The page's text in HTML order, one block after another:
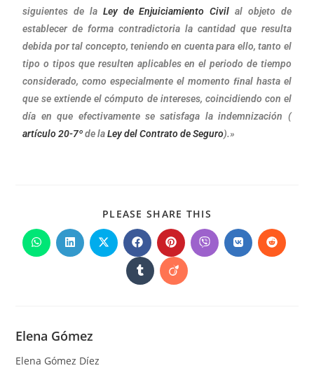
siguientes de la Ley de Enjuiciamiento Civil al objeto de
establecer de forma contradictoria la cantidad que resulta
debida por tal concepto, teniendo en cuenta para ello, tanto el
tipo o tipos que resulten aplicables en el periodo de tiempo
considerado, como especialmente el momento ﬁnal hasta el
que se extiende el cómputo de intereses, coincidiendo con el
día en que efectivamente se satisfaga la indemnización (
artículo 20-7ºde laLey del Contrato de Seguro).»
PLEASE SHARE THIS
Elena Gómez
Elena Gómez Díez